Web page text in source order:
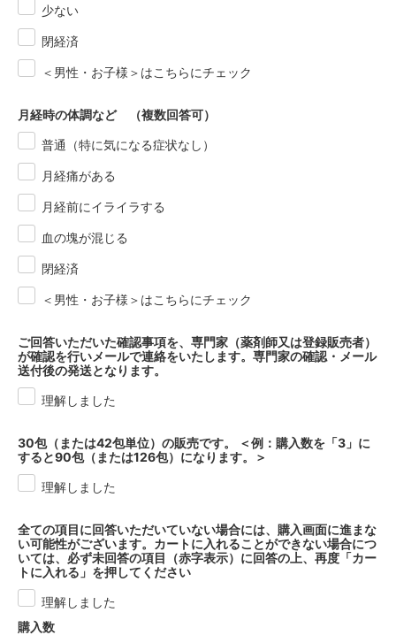
少ない
閉経済
＜男性・お子様＞はこちらにチェック
月経時の体調など （複数回答可）
普通（特に気になる症状なし）
月経痛がある
月経前にイライラする
血の塊が混じる
閉経済
＜男性・お子様＞はこちらにチェック
ご回答いただいた確認事項を、専門家（薬剤師又は登録販売者）
が確認を行いメールで連絡をいたします。専門家の確認・メール
送付後の発送となります。
理解しました
30包（または42包単位）の販売です。 ＜例：購入数を「3」に
すると90包（または126包）になります。＞
理解しました
全ての項目に回答いただいていない場合には、購入画面に進まな
い可能性がございます。カートに入れることができない場合につ
いては、必ず未回答の項目（赤字表示）に回答の上、再度「カー
トに入れる」を押してください
理解しました
購入数